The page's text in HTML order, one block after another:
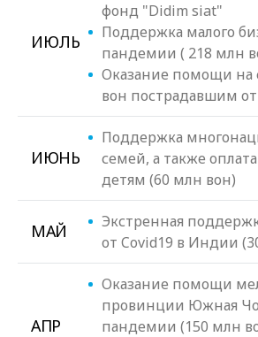
ИЮЛЬ
фонд "Didim siat"
Поддержка малого
пандемии ( 218 млн
Оказание помощи на
вон пострадавшим от
ИЮНЬ
Поддержка
семей, а также
детям (60 млн вон)
МАЙ
Экстренная
от Covid19 в Индии
АПР
Оказание помощи
провинции Южная
пандемии (150 млн